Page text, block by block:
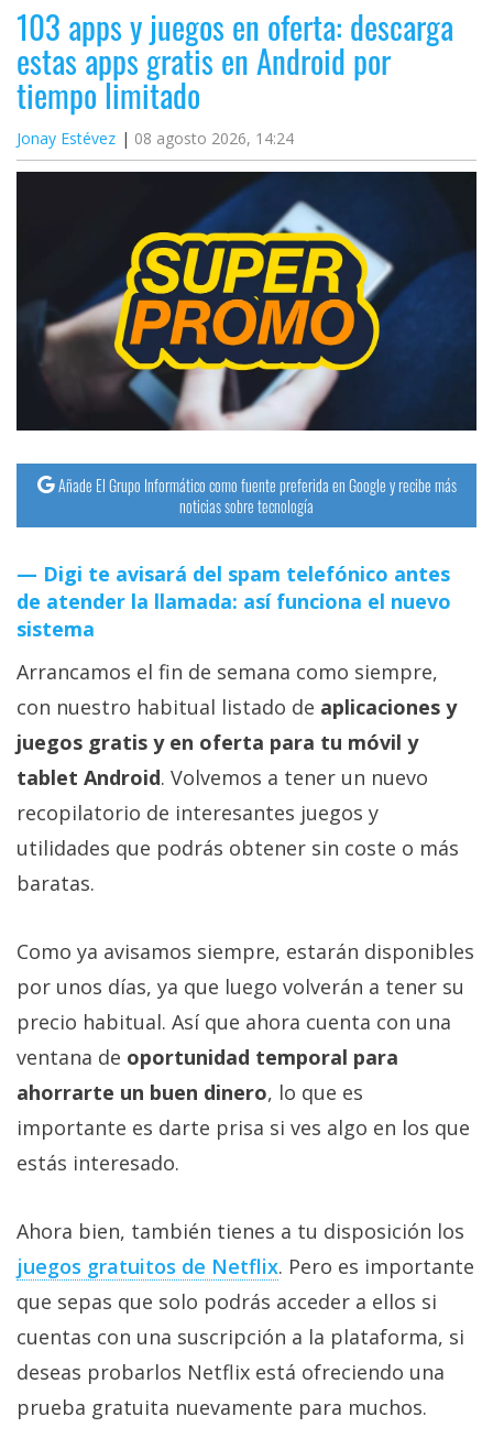
103 apps y juegos en oferta: descarga
estas apps gratis en Android por
tiempo limitado
Jonay Estévez 08 agosto 2026, 14:24
Añade El Grupo Informático como fuente preferida en Google y recibe más
noticias sobre tecnología
Digi te avisará del spam telefónico antes
de atender la llamada: así funciona el nuevo
sistema
Arrancamos el fin de semana como siempre,
con nuestro habitual listado de aplicaciones y
juegos gratis y en oferta para tu móvil y
tablet Android. Volvemos a tener un nuevo
recopilatorio de interesantes juegos y
utilidades que podrás obtener sin coste o más
baratas.
Como ya avisamos siempre, estarán disponibles
por unos días, ya que luego volverán a tener su
precio habitual. Así que ahora cuenta con una
ventana de oportunidad temporal para
ahorrarte un buen dinero, lo que es
importante es darte prisa si ves algo en los que
estás interesado.
Ahora bien, también tienes a tu disposición los
juegos gratuitos de Netflix‎. Pero es importante
que sepas que solo podrás acceder a ellos si
cuentas con una suscripción a la plataforma, si
deseas probarlos Netflix está ofreciendo una
prueba gratuita nuevamente para muchos.